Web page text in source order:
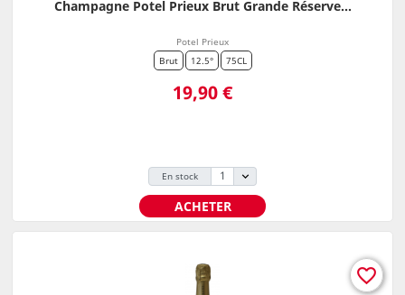
Champagne Potel Prieux Brut Grande Réserve...
Potel Prieux
Brut
12.5° 75CL
Prix
19,90 €
En stock
ACHETER
favorite_border